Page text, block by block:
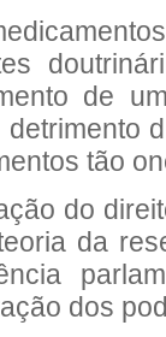
de
tão
do
da
dos